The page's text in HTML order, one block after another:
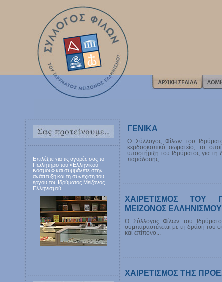
Επιλέξτε για τις αγορές σας το
Πωλητήριο του «Ελληνικού
Κόσμου» και συμβάλετε στην
ανάπτυξη και τη συνέχιση του
έργου του Ιδρύματος Μείζονος
Ελληνισμού.
ΓΕΝΙΚΑ
Ο Σύλλογος Φίλων του
κερδοσκοπικό σωματείο, το
υποστήριξη του Ιδρύματος για τη
παράδοσης...
ΧΑΙΡΕΤΙΣΜΟΣ ΤΟΥ
ΜΕΙΖΟΝΟΣ ΕΛΛΗΝΙΣΜΟΥ
Ο Σύλλογος Φίλων του
συμπαραστέκεται με τη δράση του
και επίπονο...
ΧΑΙΡΕΤΙΣΜΟΣ ΤΗΣ